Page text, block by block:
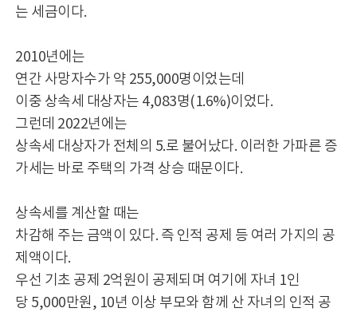
는 세금이다.
2010년에는
연간 사망자수가 약 255,000명이었는데
이중 상속세 대상자는 4,083명(1.6%)이었다.
그런데 2022년에는
상속세 대상자가 전체의 5.로 불어났다. 이러한 가파른 증
가세는 바로 주택의 가격 상승 때문이다.
상속세를 계산할 때는
차감해 주는 금액이 있다. 즉 인적 공제 등 여러 가지의 공
제액이다.
우선 기초 공제 2억원이 공제되며 여기에 자녀 1인
당 5,000만원, 10년 이상 부모와 함께 산 자녀의 인적 공